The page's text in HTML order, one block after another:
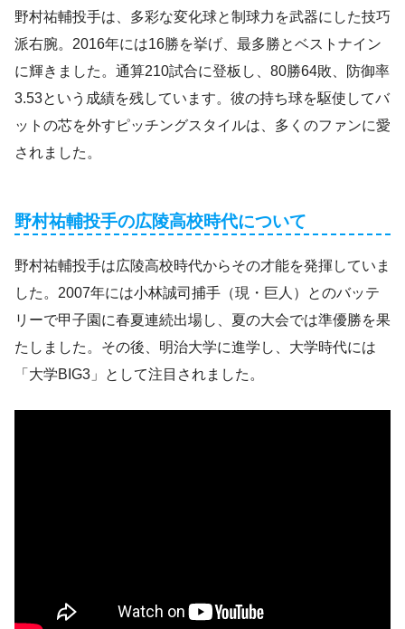
野村祐輔投手は、多彩な変化球と制球力を武器にした技巧
派右腕。2016年には16勝を挙げ、最多勝とベストナイン
に輝きました。通算210試合に登板し、80勝64敗、防御率
3.53という成績を残しています。彼の持ち球を駆使してバ
ットの芯を外すピッチングスタイルは、多くのファンに愛
されました。
野村祐輔投手の広陵高校時代について
野村祐輔投手は広陵高校時代からその才能を発揮していま
した。2007年には小林誠司捕手（現・巨人）とのバッテ
リーで甲子園に春夏連続出場し、夏の大会では準優勝を果
たしました。その後、明治大学に進学し、大学時代には
「大学BIG3」として注目されました。